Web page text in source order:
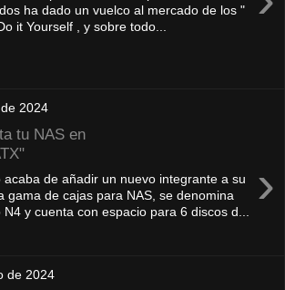
ha dado un vuelco al mercado de los "
it Yourself , y sobre todo...
2024
tu NAS en
›
acaba de añadir un nuevo integrante a su
gama de cajas para NAS, se denomina
N4 y cuenta con espacio para 6 discos d...
de 2024